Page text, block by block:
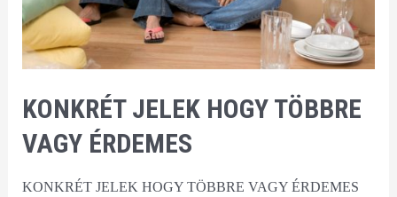
KONKRÉT JELEK HOGY TÖBBRE
VAGY ÉRDEMES
KONKRÉT JELEK HOGY TÖBBRE VAGY ÉRDEMES